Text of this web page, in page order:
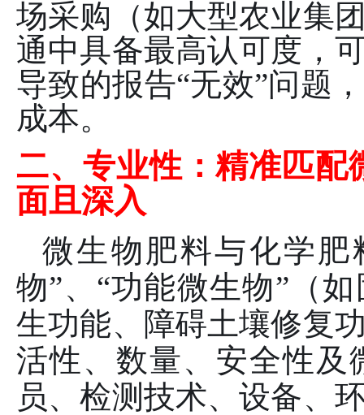
场采购（如大型农业集
通中具备最高认可度，
导致的报告“无效”问题
成本。
二、专业性：精准匹配
面且深入
微生物肥料与化学
物”、“功能微生物”（
生功能、障碍土壤修复
活性、数量、安全性及
员、检测技术、设备、